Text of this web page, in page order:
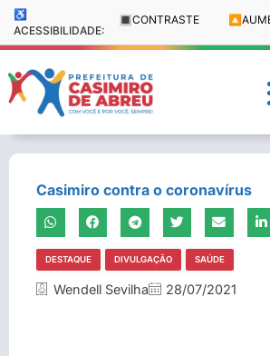
♿
ACESSIBILIDADE:
🔳 CONTRASTE 🔼
Casimiro contra o coronavírus
DESTAQUE DIVULGAÇÃO SAÚDE
Wendell Sevilha 28/07/2021